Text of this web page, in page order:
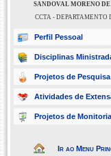
SANDOVAL MORENO
CCTA - DEPARTAMENTO
Perfil Pessoal
Disciplinas
Projetos de Pesquisa
Atividades de
Projetos de Monitoria
Ir ao Menu